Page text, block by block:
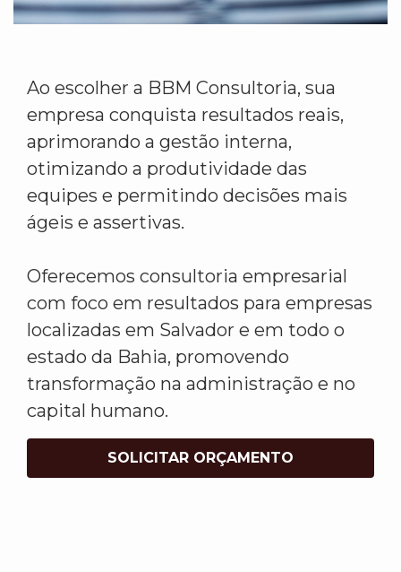
Ao escolher a BBM Consultoria, sua
empresa conquista resultados reais,
aprimorando a gestão interna,
otimizando a produtividade das
equipes e permitindo decisões mais
ágeis e assertivas.
Oferecemos consultoria empresarial
com foco em resultados para empresas
localizadas em Salvador e em todo o
estado da Bahia, promovendo
transformação na administração e no
capital humano.
SOLICITAR ORÇAMENTO